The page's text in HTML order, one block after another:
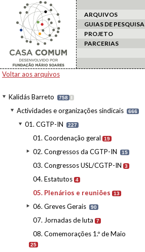
ARQUIVOS
GUIAS DE PESQUISA
PROJETO
PARCERIAS
Voltar aos arquivos
Kalidás Barreto 758 I
Actividades e organizações sindicais 666
01. CGTP-IN 227
01. Coordenação geral 19
02. Congressos da CGTP-IN 15
03. Congressos USL/CGTP-IN 3
04. Estatutos 4
05. Plenários e reuniões 13
06. Greves Gerais 90
07. Jornadas de luta 7
08. Comemorações 1.º de Maio
25